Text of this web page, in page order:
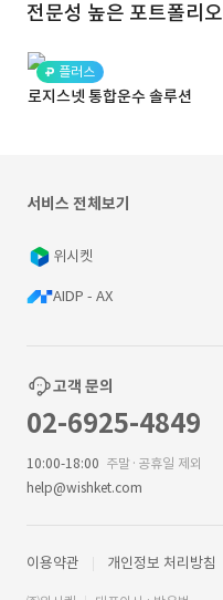
전문성 높은 포트폴리오
플러스
로지스넷 통합운수 솔루션
서비스 전체보기
위시켓
AIDP - AX
고객 문의
02-6925-4849
10:00-18:00 주말·공휴일 제외
help@wishket.com
이용약관 개인정보 처리방침